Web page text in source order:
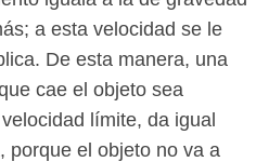
a esta velocidad se le
De esta manera, una
cae el objeto sea
límite, da igual
porque el objeto no va a